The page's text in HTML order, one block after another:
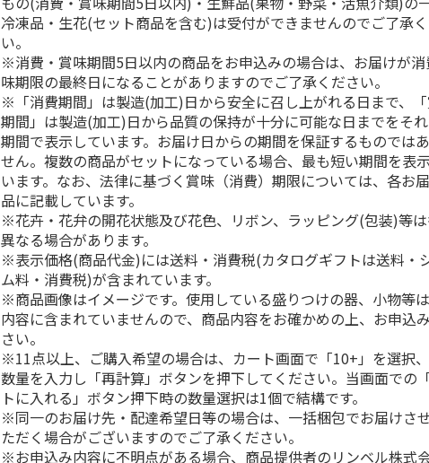
冷凍品・生花(セット商品を含む)は受付ができませんのでご了承
い。
※消費・賞味期間5日以内の商品をお申込みの場合は、お届けが消
味期限の最終日になることがありますのでご了承ください。
※「消費期間」は製造(加工)日から安全に召し上がれる日まで、
期間」は製造(加工)日から品質の保持が十分に可能な日までをそ
期間で表示しています。お届け日からの期間を保証するものでは
せん。複数の商品がセットになっている場合、最も短い期間を表
います。なお、法律に基づく賞味（消費）期限については、各お
品に記載しています。
※花卉・花弁の開花状態及び花色、リボン、ラッピング(包装)等
異なる場合があります。
※表示価格(商品代金)には送料・消費税(カタログギフトは送料・
ム料・消費税)が含まれています。
※商品画像はイメージです。使用している盛りつけの器、小物等
内容に含まれていませんので、商品内容をお確かめの上、お申込
さい。
※11点以上、ご購入希望の場合は、カート画面で「10+」を選択
数量を入力し「再計算」ボタンを押下してください。当画面での
トに入れる」ボタン押下時の数量選択は1個で結構です。
※同一のお届け先・配達希望日等の場合は、一括梱包でお届けさ
ただく場合がございますのでご了承ください。
※お申込み内容に不明点がある場合、商品提供者のリンベル株式